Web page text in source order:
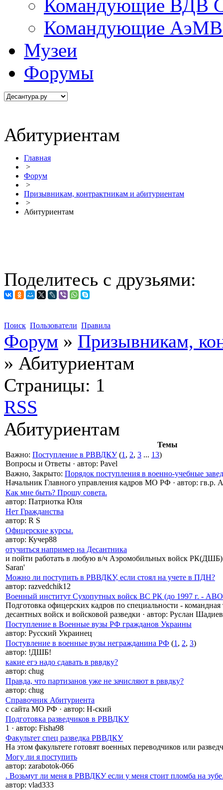
Командующие ВДВ
Командующие АэМВ
Музеи
Форумы
Абитуриентам
Главная
>
Форум
>
Призывникам, контрактникам и абитуриентам
>
Абитуриентам
Поделитесь с друзьями:
Поиск Пользователи Правила
Форум » Призывникам,
» Абитуриентам
Страницы: 1
RSS
Абитуриентам
Темы
Важно: Поступление в РВВДКУ (1 , 2, 3 ... 13)
Вопросы и Ответы · автор: Pavel
Важно, Закрыто: Порядок поступления в военно-учебные
Начальник Главного управления кадров МО РФ · автор: гв.р.
Как мне быть? Прошу совета.
автор: Патриотка Юля
Нет Гражданства
автор: R S
Офицерские курсы.
автор: Кучер88
отучиться например на Десантника
и пойти работать в любую в/ч Аэромобильных войск РК(ДШБ)
Saran'
Можно ли поступить в РВВДКУ, если стоял на учете в ПДН?
автор: razvedchik12
Военный институт Сухопутных войск ВС РК (до 1997 г. -
Подготовка офицерских кадров по специальности - командная
десантных войск и войсковой разведки · автор: Руслан Шадиев
Поступление в Военные вузы РФ гражданов Украины
автор: Русский Украинец
Постувление в военные вузы негражданина РФ (1 , 2, 3)
автор: !ДШБ!
какие егэ надо сдавать в рввдку?
автор: chug
Правда, что партизанов уже не зачисляют в рввдку?
автор: chug
Справочник Абитуриента
с сайта МО РФ · автор: Н-ский
Подготовка разведчиков в РВВДКУ
1 · автор: Fisha98
Факультет спец разведка РВВДКУ
На этом факультете готовят военных переводчиков или
Могу ли я поступить
автор: zarabotok-066
. Возьмут ли меня в РВВДКУ если у меня стоит пломба на
автор: vlad333